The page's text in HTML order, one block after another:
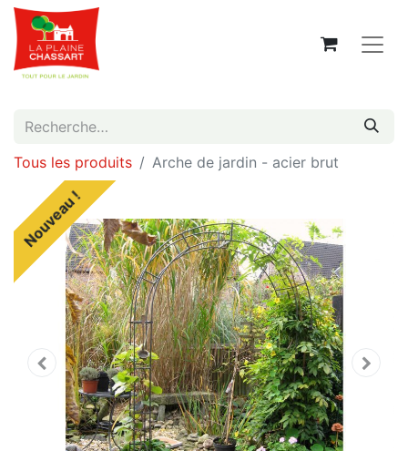
Tous les produits Arche de jardin - acier brut
Nouveau !